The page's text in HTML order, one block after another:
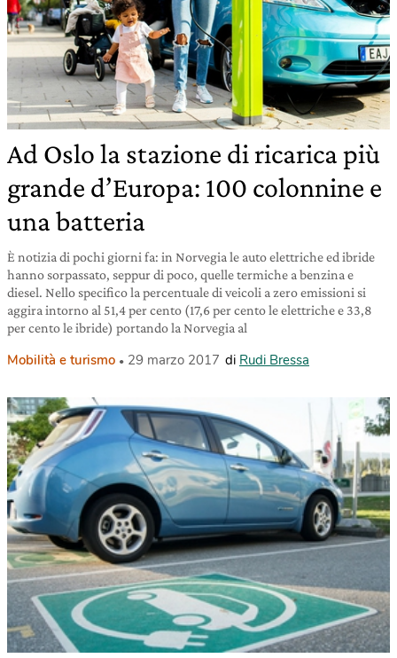
Ad Oslo la stazione di ricarica più
grande d’Europa: 100 colonnine e
una batteria
È notizia di pochi giorni fa: in Norvegia le auto elettriche ed ibride
hanno sorpassato, seppur di poco, quelle termiche a benzina e
diesel. Nello specifico la percentuale di veicoli a zero emissioni si
aggira intorno al 51,4 per cento (17,6 per cento le elettriche e 33,8
per cento le ibride) portando la Norvegia al
Mobilità e turismo 29 marzo 2017 di Rudi Bressa